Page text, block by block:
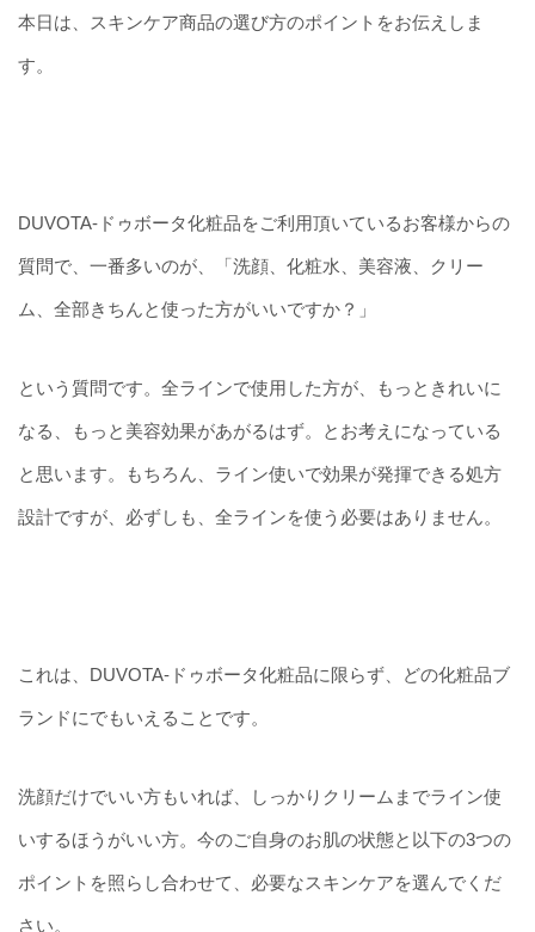
本日は、スキンケア商品の選び方のポイントをお伝えしま
す。
DUVOTA-ドゥボータ化粧品をご利用頂いているお客様からの
質問で、一番多いのが、「洗顔、化粧水、美容液、クリー
ム、全部きちんと使った方がいいですか？」
という質問です。全ラインで使用した方が、もっときれいに
なる、もっと美容効果があがるはず。とお考えになっている
と思います。もちろん、ライン使いで効果が発揮できる処方
設計ですが、必ずしも、全ラインを使う必要はありません。
これは、DUVOTA-ドゥボータ化粧品に限らず、どの化粧品ブ
ランドにでもいえることです。
洗顔だけでいい方もいれば、しっかりクリームまでライン使
いするほうがいい方。今のご自身のお肌の状態と以下の3つの
ポイントを照らし合わせて、必要なスキンケアを選んでくだ
さい。